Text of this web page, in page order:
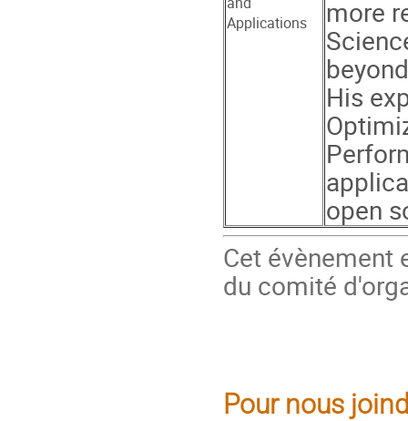
Applications
more
His
open
Cet évènement
du comité
Pour nous